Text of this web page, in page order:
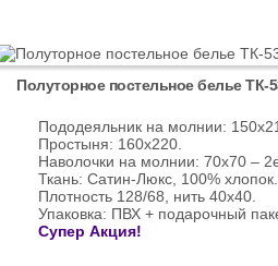
Полуторное постельное белье ТК-
Пододеяльник на молнии:
Простыня: 160х220.
Наволочки на молнии: 70х70 –
Ткань: Сатин-Люкс, 100% хлопок.
Плотность 128/68, нить 40х40.
Упаковка: ПВХ + подарочный
Супер Акция!